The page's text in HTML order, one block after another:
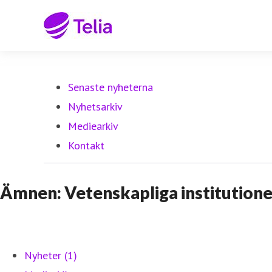
Senaste nyheterna
Nyhetsarkiv
Mediearkiv
Kontakt
Ämnen: Vetenskapliga
Nyheter (1)